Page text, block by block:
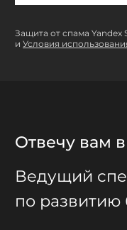
Защита от спама Yandex
и Условия
Отвечу вам
Ведущий
по развитию